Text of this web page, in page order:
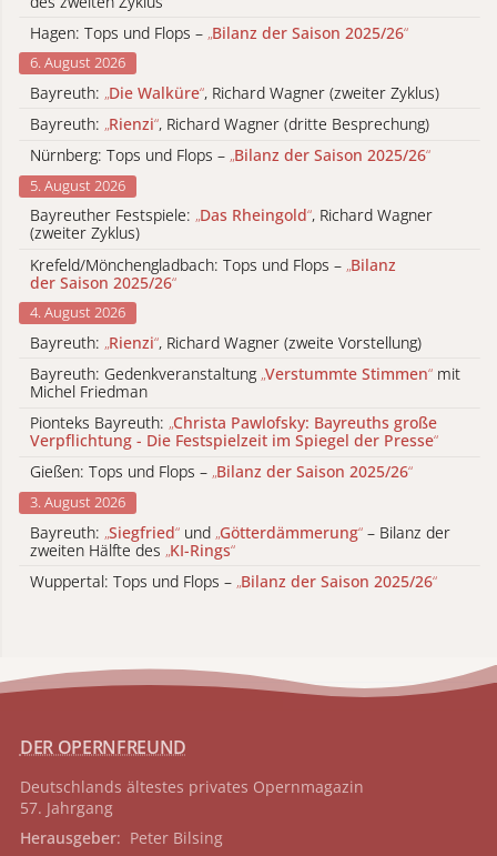
Hagen: Tops und Flops – „Bilanz der Saison 2025/26“
6. August 2026
Bayreuth: „Die Walküre“, Richard Wagner (zweiter Zyklus)
Bayreuth: „Rienzi“, Richard Wagner (dritte Besprechung)
Nürnberg: Tops und Flops – „Bilanz der Saison 2025/26“
5. August 2026
Bayreuther Festspiele: „Das Rheingold“, Richard Wagner
(zweiter Zyklus)
Krefeld/Mönchengladbach: Tops und Flops – „Bilanz
der Saison 2025/26“
4. August 2026
Bayreuth: „Rienzi“, Richard Wagner (zweite Vorstellung)
Bayreuth: Gedenkveranstaltung „Verstummte Stimmen“ mit
Michel Friedman
Pionteks Bayreuth: „Christa Pawlofsky: Bayreuths große
Verpflichtung - Die Festspielzeit im Spiegel der Presse“
Gießen: Tops und Flops – „Bilanz der Saison 2025/26“
3. August 2026
Bayreuth: „Siegfried“ und „Götterdämmerung“ – Bilanz der
zweiten Hälfte des „KI-Rings“
Wuppertal: Tops und Flops – „Bilanz der Saison 2025/26“
DER OPERNFREUND
Deutschlands ältestes privates Opernmagazin
57. Jahrgang
Herausgeber: Peter Bilsing